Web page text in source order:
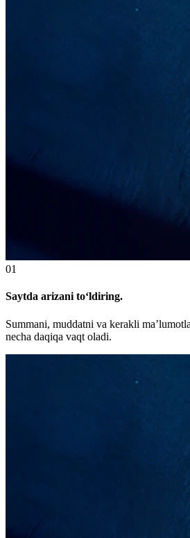
01
Saytda arizani to‘ldiring.
Summani, muddatni va kerakli
necha daqiqa vaqt oladi.